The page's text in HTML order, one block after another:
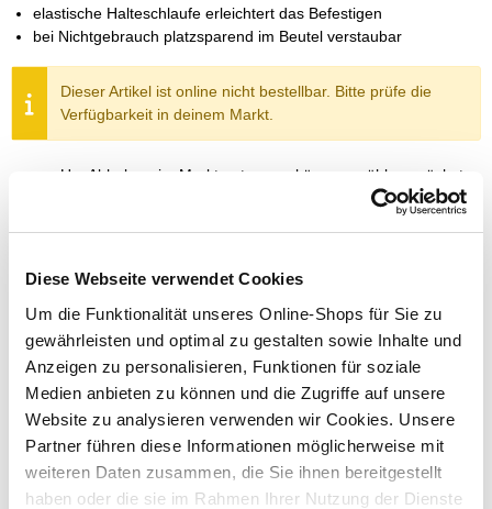
Diese Webseite verwendet Cookies
Um die Funktionalität unseres Online-Shops für Sie zu
gewährleisten und optimal zu gestalten sowie Inhalte und
Anzeigen zu personalisieren, Funktionen für soziale
Medien anbieten zu können und die Zugriffe auf unsere
Website zu analysieren verwenden wir Cookies. Unsere
Partner führen diese Informationen möglicherweise mit
weiteren Daten zusammen, die Sie ihnen bereitgestellt
haben oder die sie im Rahmen Ihrer Nutzung der Dienste
elastische Halteschlaufe erleichtert das Befestigen
bei Nichtgebrauch platzsparend im Beutel verstaubar
Dieser Artikel ist online nicht bestellbar. Bitte prüfe die
Verfügbarkeit in deinem Markt.
Um Abholung im Markt nutzen zu können, wähle zunächst
In den Warenkorb
ZUBEHÖR UND PASSENDE ARTIKEL: